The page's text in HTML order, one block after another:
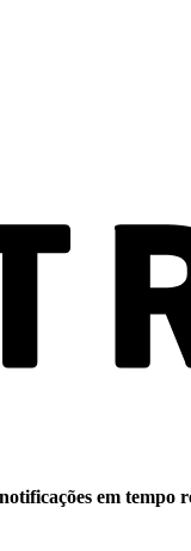
notificações em tempo